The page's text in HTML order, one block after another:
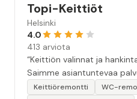
Topi-Keittiöt
Helsinki
4.0
413 arviota
“Keittiön valinnat ja
Saimme asiantuntevaa
Keittiöremontti
WC-